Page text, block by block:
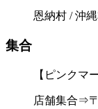
恩納村 / 沖
集合
【ピンクマ
店舗集合⇒